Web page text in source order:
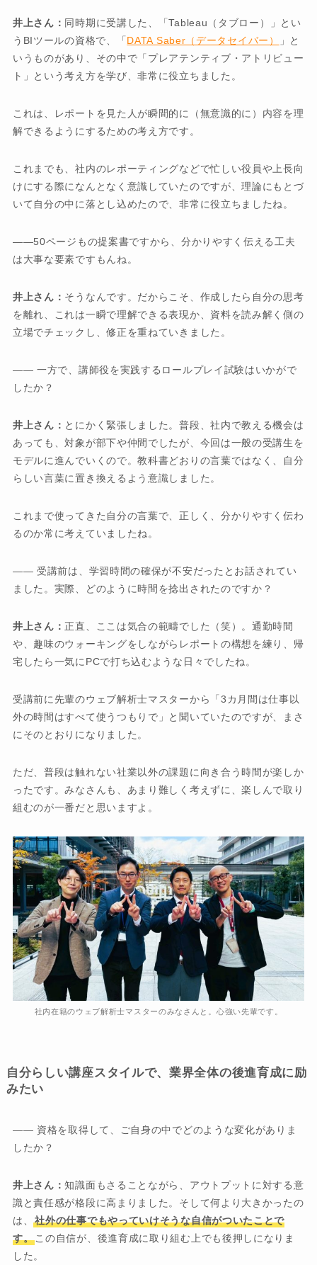
井上さん： 同時期に受講した、「Tableau（タブロー）」とい
うBIツールの資格で、「 DATA Saber（データセイバー）
」と
いうものがあり、その中で「プレアテンティブ・アトリビュー
ト」という考え方を学び、非常に役立ちました。
これは、レポートを見た人が瞬間的に（無意識的に）内容を理
解できるようにするための考え方です。
これまでも、社内のレポーティングなどで忙しい役員や上長向
けにする際になんとなく意識していたのですが、理論にもとづ
いて自分の中に落とし込めたので、非常に役立ちましたね。
――50ページもの提案書ですから、分かりやすく伝える工夫
は大事な要素ですもんね。
井上さん： そうなんです。だからこそ、作成したら自分の思考
を離れ、これは一瞬で理解できる表現か、資料を読み解く側の
立場でチェックし、修正を重ねていきました。
―― 一方で、講師役を実践するロールプレイ試験はいかがで
したか？
井上さん： とにかく緊張しました。普段、社内で教える機会は
あっても、対象が部下や仲間でしたが、今回は一般の受講生を
モデルに進んでいくので。教科書どおりの言葉ではなく、自分
らしい言葉に置き換えるよう意識しました。
これまで使ってきた自分の言葉で、正しく、分かりやすく伝わ
るのか常に考えていましたね。
―― 受講前は、学習時間の確保が不安だったとお話されてい
ました。実際、どのように時間を捻出されたのですか？
井上さん： 正直、ここは気合の範疇でした（笑）。通勤時間
や、趣味のウォーキングをしながらレポートの構想を練り、帰
宅したら一気にPCで打ち込むような日々でしたね。
受講前に先輩のウェブ解析士マスターから「3カ月間は仕事以
外の時間はすべて使うつもりで」と聞いていたのですが、まさ
にそのとおりになりました。
ただ、普段は触れない社業以外の課題に向き合う時間が楽しか
ったです。みなさんも、あまり難しく考えずに、楽しんで取り
組むのが一番だと思いますよ。
社内在籍のウェブ解析士マスターのみなさんと。心強い先輩です。
自分らしい講座スタイルで、業界全体の後進育成に励
みたい
―― 資格を取得して、ご自身の中でどのような変化がありま
したか？
井上さん：知識面もさることながら、アウトプットに対する意
識と責任感が格段に高まりました。そして何より大きかったの
は、社外の仕事でもやっていけそうな自信がついたことで
す。 この自信が、後進育成に取り組む上でも後押しになりま
した。